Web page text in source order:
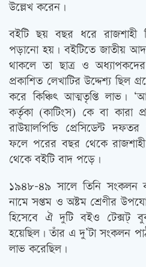
উল্লেখ করেন।
বইটি ছয় বছর ধরে রাজশাহী
পড়ানো হয়। বইটিতে জাতীয়
থাকলে তা ছাত্র ও
প্রকাশিত লেখাটির উদ্দেশ্য ছিল
করে কিঞ্চিৎ আত্মতৃপ্তি লাভ।
কর্তৃকা (কাটিংস) কে বা কারা
রাউয়ালপিন্ডি প্রেসিডেন্ট দফতর
ফলে পরের বছর থেকে রাজশাহী
থেকে বইটি বাদ পড়ে।
১৯৪৮-৪৯ সালে তিনি সংকলন
নামে সপ্তম ও অষ্টম শ্রেণীর
হিসেবে ঐ দুটি বইও টেক্সট্
হয়েছিল। তাঁর এ দু’টা সংকলন
লাভ করেছিল।